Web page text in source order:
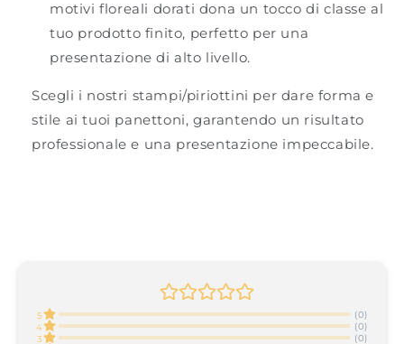
motivi floreali dorati dona un tocco di classe al
tuo prodotto finito, perfetto per una
presentazione di alto livello.
Scegli i nostri stampi/piriottini per dare forma e
stile ai tuoi panettoni, garantendo un risultato
professionale e una presentazione impeccabile.
5
(0)
4
(0)
3
(0)